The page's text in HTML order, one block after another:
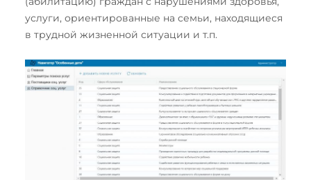
услуги, ориентированные на семьи, находящиеся
в трудной жизненной ситуации и т.п.